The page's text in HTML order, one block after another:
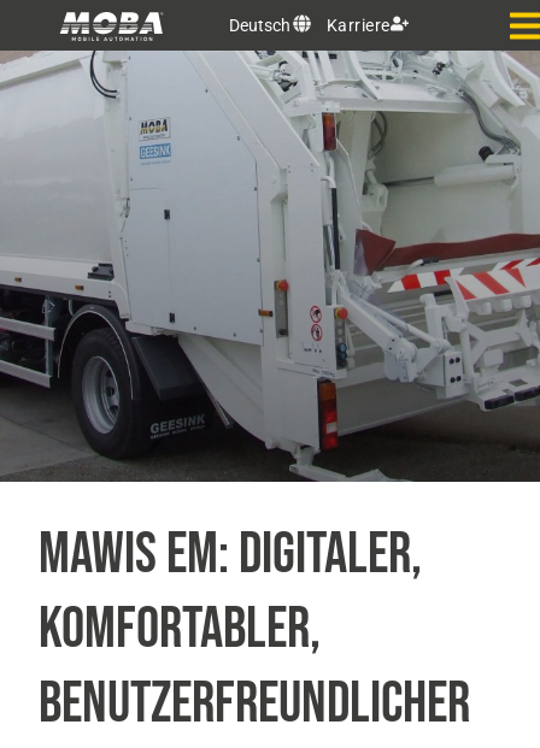
Deutsch Karriere
MAWIS EM: DIGITALER,
KOMFORTABLER,
BENUTZERFREUNDLICHER